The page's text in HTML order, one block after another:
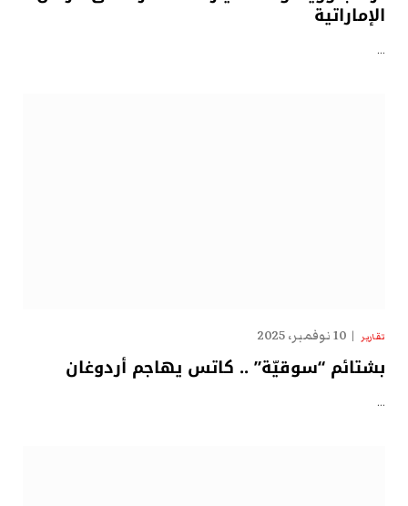
الإماراتية
…
تقارير 10 نوفمبر، 2025
بشتائم “سوقيّة” .. كاتس يهاجم أردوغان
…